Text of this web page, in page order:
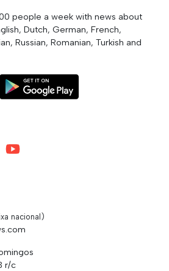
people a week with news about
Dutch, German, French,
Russian, Romanian, Turkish and
nacional)
r/c